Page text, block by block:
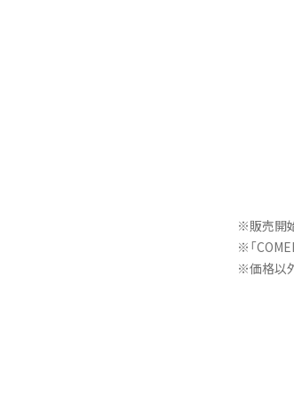
※販売開
※「
※価格以